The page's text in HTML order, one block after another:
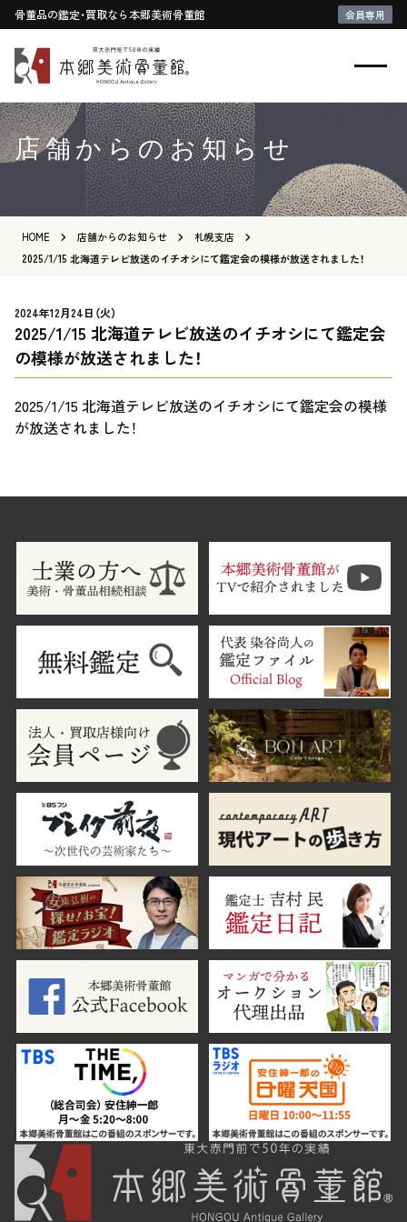
骨董品の鑑定・買取なら本郷美術骨董館 会員専用
店舗からのお知らせ
HOME 店舗からのお知らせ
札幌支店
2025/1/15 北海道テレビ放送のイチオシにて鑑定会の模様が放送されました！
2024年12月24日（火）
2025/1/15 北海道テレビ放送のイチオシにて鑑定会
の模様が放送されました！
2025/1/15 北海道テレビ放送のイチオシにて鑑定会の模様
が放送されました！